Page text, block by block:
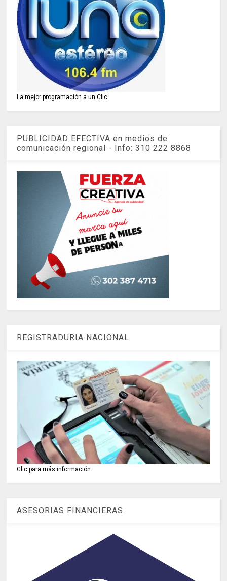
La mejor programación a un Clic
PUBLICIDAD EFECTIVA en medios de
comunicación regional - Info: 310 222 8868
REGISTRADURIA NACIONAL
Clic para más información
ASESORIAS FINANCIERAS